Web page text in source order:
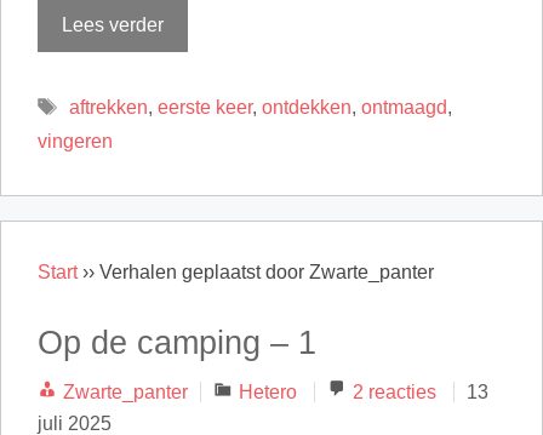
Lees verder
Tags
aftrekken, eerste keer, ontdekken, ontmaagd,
vingeren
Start›› Verhalen geplaatst door Zwarte_panter
Op de camping – 1
Zwarte_panter Categorieën
Hetero 2 reacties
13
juli 2025